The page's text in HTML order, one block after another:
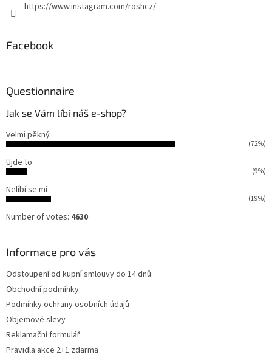
https://www.instagram.com/roshcz/
Facebook
Questionnaire
Jak se Vám líbí náš e-shop?
Velmi pěkný
(72%)
Ujde to
(9%)
Nelíbí se mi
(19%)
Number of votes: 4630
Informace pro vás
Odstoupení od kupní smlouvy do 14 dnů
Obchodní podmínky
Podmínky ochrany osobních údajů
Objemové slevy
Reklamační formulář
Pravidla akce 2+1 zdarma